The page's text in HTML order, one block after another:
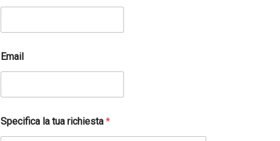
Email
Specifica la tua richiesta*